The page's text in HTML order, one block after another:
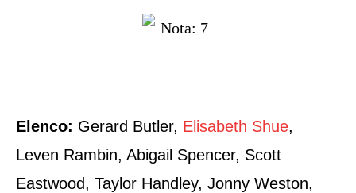
Elenco: Gerard Butler, Elisabeth Shue,
Leven Rambin, Abigail Spencer, Scott
Eastwood, Taylor Handley, Jonny Weston,